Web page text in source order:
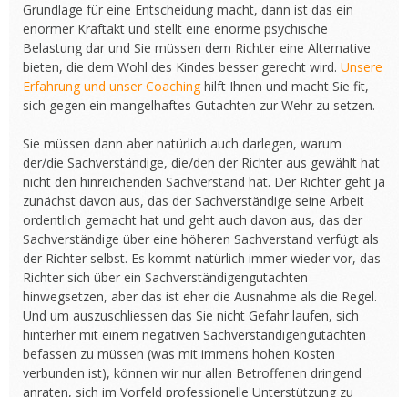
Grundlage für eine Entscheidung macht, dann ist das ein
enormer Kraftakt und stellt eine enorme psychische
Belastung dar und Sie müssen dem Richter eine Alternative
bieten, die dem Wohl des Kindes besser gerecht wird. Unsere
Erfahrung und unser Coachinghilft Ihnen und macht Sie fit,
sich gegen ein mangelhaftes Gutachten zur Wehr zu setzen.
Sie müssen dann aber natürlich auch darlegen, warum
der/die Sachverständige, die/den der Richter aus gewählt hat
nicht den hinreichenden Sachverstand hat. Der Richter geht ja
zunächst davon aus, das der Sachverständige seine Arbeit
ordentlich gemacht hat und geht auch davon aus, das der
Sachverständige über eine höheren Sachverstand verfügt als
der Richter selbst. Es kommt natürlich immer wieder vor, das
Richter sich über ein Sachverständigengutachten
hinwegsetzen, aber das ist eher die Ausnahme als die Regel.
Und um auszuschliessen das Sie nicht Gefahr laufen, sich
hinterher mit einem negativen Sachverständigengutachten
befassen zu müssen (was mit immens hohen Kosten
verbunden ist), können wir nur allen Betroffenen dringend
anraten, sich im Vorfeld professionelle Unterstützung zu